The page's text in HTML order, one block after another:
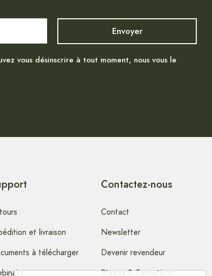
vous désinscrire à tout moment, nous vous le
et livraison
à télécharger
Contactez-nous
Contact
Newsletter
Devenir revendeur
Stages & Formations